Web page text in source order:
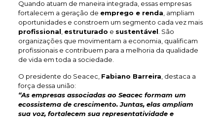
Quando atuam de maneira integrada, essas empresas
fortalecem a geração de emprego e renda , ampliam
oportunidades e constroem um segmento cada vez mais
profissional estruturado e sustentável . São
organizações que movimentam a economia, qualificam
profissionais e contribuem para a melhoria da qualidade
de vida em toda a sociedade.
O presidente do Seacec, Fabiano Barreira , destaca a
força dessa união:
“As empresas associadas ao Seacec formam um
ecossistema de crescimento. Juntas, elas ampliam
sua voz, fortalecem sua representatividade e